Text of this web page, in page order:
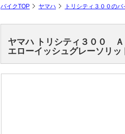
バイクTOP ヤマハ トリシティ３００のバ
ヤマハ トリシティ３００
エローイッシュグレーソリ